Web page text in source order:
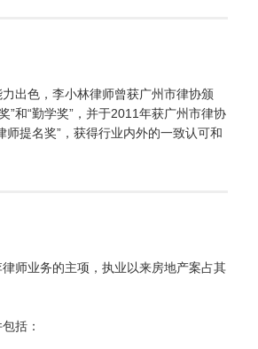
出色，李小林律师曾获广州市律协颁
”和“勤学奖”，并于2011年获广州市律协
师提名奖”，获得行业内外的一致认可和
师业务的主项，执业以来房地产案占其
括：